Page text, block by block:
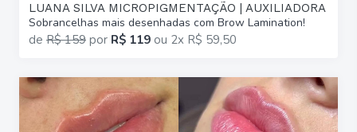
LUANA SILVA MICROPIGMENTAÇÃO | AUXILIADORA
Sobrancelhas mais desenhadas com Brow Lamination!
de R$ 159 por R$ 119 ou 2x R$ 59,50